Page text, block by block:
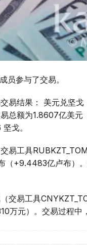
员参与了交易。
易结果： 美元兑坚
总额为1.8607亿美
戈。
易工具
（+9.4483亿卢布）
交易工具
万元）。交易过程中